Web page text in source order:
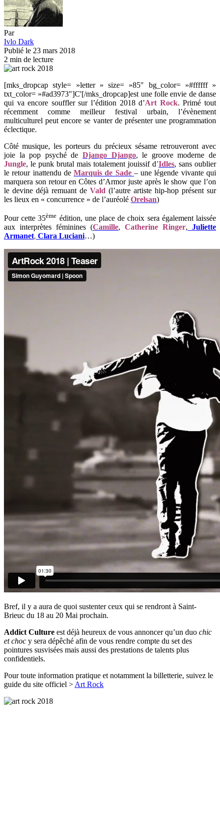
Par
Ivlo Dark
Publié le 23 mars 2018
2 min de lecture
[mks_dropcap style= »letter » size= »85″ bg_color= »#ffffff »
txt_color= »#ad3973″]C'[/mks_dropcap]est une folle envie de danse
qui va encore souffler sur l’édition 2018 d’Art Rock. Primé tout
récemment comme meilleur festival urbain, l’évènement
multiculturel peut encore se vanter de présenter une programmation
éclectique.
Côté musique, les porteurs du précieux sésame retrouveront avec
joie la pop psyché de Django Django, le groove moderne de
Jungle, le punk brutal mais totalement jouissif d’Idles, sans oublier
le retour inattendu deMarquis de Sade – une légende vivante qui
marquera son retour en Côtes d’Armor juste après le show que l’on
le devine déjà remuant de Vald (l’autre artiste hip-hop présent sur
les lieux en « concurrence » de l’auréolé Orelsan)
Pour cette 35ème édition, une place de choix sera également laissée
aux interprètes féminines (Camille, Catherine Ringer, Juliette
Armanet, Clara Luciani…)
Bref, il y a aura de quoi sustenter ceux qui se rendront à Saint-
Brieuc du 18 au 20 Mai prochain.
Addict Culture est déjà heureux de vous annoncer qu’un duo chic
et choc y sera dépêché afin de vous rendre compte du set des
pointures susvisées mais aussi des prestations de talents plus
confidentiels.
Pour toute information pratique et notamment la billetterie, suivez le
guide du site officiel > Art Rock